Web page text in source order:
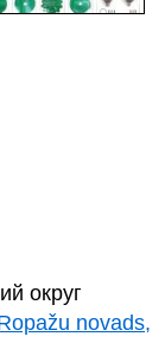
округ
novads,